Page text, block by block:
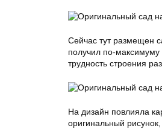
Сейчас тут размещен
получил по-
трудность строения
На дизайн повлияла
оригинальный